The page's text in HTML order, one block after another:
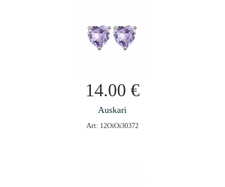
14.00 €
Auskari
Art: 12OiOi30372